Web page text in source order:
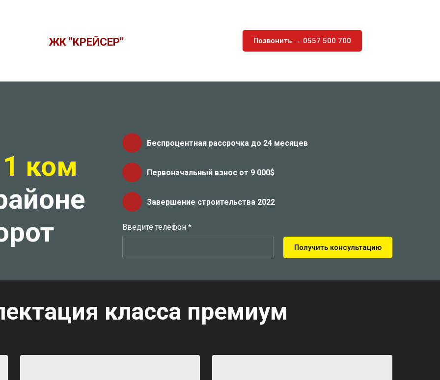
ЖК "КРЕЙСЕР" Позвонить → 0557 500 700
1 ком
Беспроцентная рассрочка до 24 месяцев
Первоначальный взнос от 9 000$
Завершение строительства 2022
Введите телефон *
Получить консультацию
класса премиум